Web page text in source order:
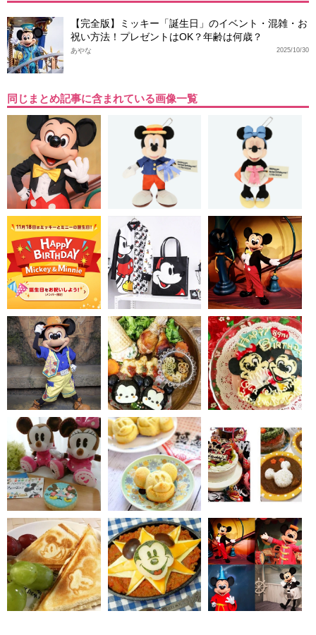
【完全版】ミッキー「誕生日」のイベント・混雑・お
祝い方法！プレゼントはOK？年齢は何歳？
2025/10/30
あやな
同じまとめ記事に含まれている画像一覧